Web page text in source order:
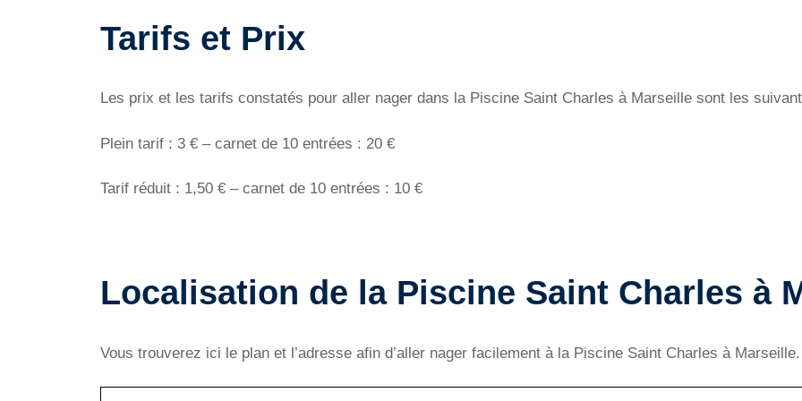
Tarifs et Prix
Les prix et les tarifs constatés pour aller nager dans la Piscine Saint Charles à Marseille sont les
Plein tarif : 3 € – carnet de 10 entrées : 20 €
Tarif réduit : 1,50 € – carnet de 10 entrées : 10 €
Localisation de la Piscine Saint Charles à
Vous trouverez ici le plan et l’adresse afin d’aller nager facilement à la Piscine Saint Charles à Marseille.